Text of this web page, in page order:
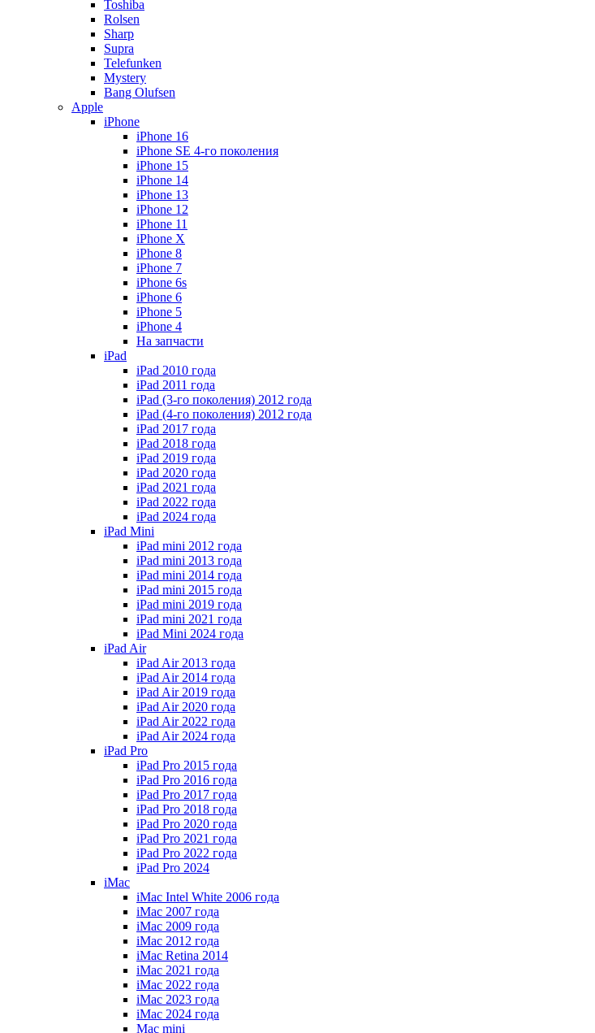
Toshiba
Rolsen
Sharp
Supra
Telefunken
Mystery
Bang Olufsen
Apple
iPhone
iPhone 16
iPhone SE 4-го поколения
iPhone 15
iPhone 14
iPhone 13
iPhone 12
iPhone 11
iPhone X
iPhone 8
iPhone 7
iPhone 6s
iPhone 6
iPhone 5
iPhone 4
На запчасти
iPad
iPad 2010 года
iPad 2011 года
iPad (3-го поколения) 2012 года
iPad (4-го поколения) 2012 года
iPad 2017 года
iPad 2018 года
iPad 2019 года
iPad 2020 года
iPad 2021 года
iPad 2022 года
iPad 2024 года
iPad Mini
iPad mini 2012 года
iPad mini 2013 года
iPad mini 2014 года
iPad mini 2015 года
iPad mini 2019 года
iPad mini 2021 года
iPad Mini 2024 года
iPad Air
iPad Air 2013 года
iPad Air 2014 года
iPad Air 2019 года
iPad Air 2020 года
iPad Air 2022 года
iPad Air 2024 года
iPad Pro
iPad Pro 2015 года
iPad Pro 2016 года
iPad Pro 2017 года
iPad Pro 2018 года
iPad Pro 2020 года
iPad Pro 2021 года
iPad Pro 2022 года
iPad Pro 2024
iMac
iMac Intel White 2006 года
iMac 2007 года
iMac 2009 года
iMac 2012 года
iMac Retina 2014
iMac 2021 года
iMac 2022 года
iMac 2023 года
iMac 2024 года
Mac mini